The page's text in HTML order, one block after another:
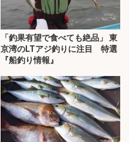
「釣果有望で食べても絶品」 東
京湾のLTアジ釣りに注目 特選
『船釣り情報』